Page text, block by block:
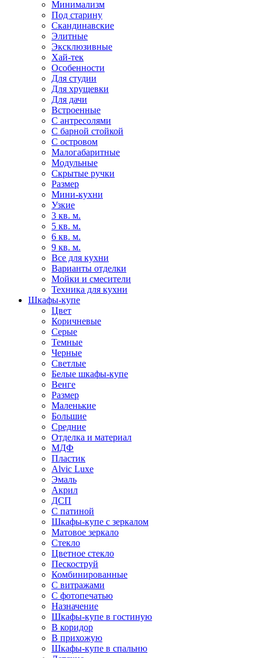
Минимализм
Под старину
Скандинавские
Элитные
Эксклюзивные
Хай-тек
Особенности
Для студии
Для хрущевки
Для дачи
Встроенные
С антресолями
С барной стойкой
С островом
Малогабаритные
Модульные
Скрытые ручки
Размер
Мини-кухни
Узкие
3 кв. м.
5 кв. м.
6 кв. м.
9 кв. м.
Все для кухни
Варианты отделки
Мойки и смесители
Техника для кухни
Шкафы-купе
Цвет
Коричневые
Серые
Темные
Черные
Светлые
Белые шкафы-купе
Венге
Размер
Маленькие
Большие
Средние
Отделка и материал
МДФ
Пластик
Alvic Luxe
Эмаль
Акрил
ДСП
С патиной
Шкафы-купе с зеркалом
Матовое зеркало
Стекло
Цветное стекло
Пескоструй
Комбинированные
С витражами
С фотопечатью
Назначение
Шкафы-купе в гостиную
В коридор
В прихожую
Шкафы-купе в спальню